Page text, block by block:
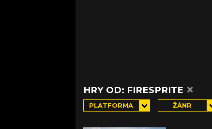
HRY OD: FIRESPRITE ×
PLATFORMA ŽÁNR